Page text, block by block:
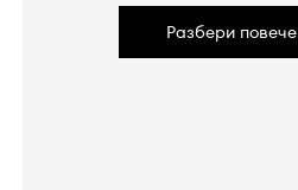
Разбери повече